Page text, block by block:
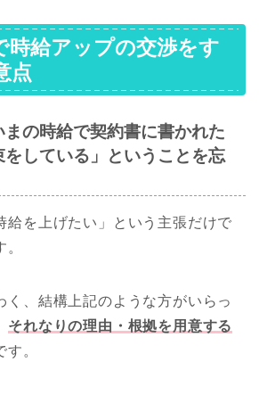
時給アップの交渉をす
点
の時給で契約書に書かれた
している」ということを忘
給を上げたい」という主張だけで
く、結構上記のような方がいらっ
それなりの理由・根拠を用意する
す。